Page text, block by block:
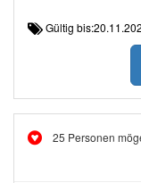
Gültig
25 Personen